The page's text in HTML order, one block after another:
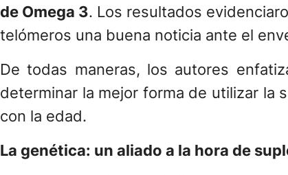
de Omega 3. Los resultados
telómeros una buena noticia ante el
De todas maneras, los autores
determinar la mejor forma de utilizar la
con la edad.
La genética: un aliado a la hora de